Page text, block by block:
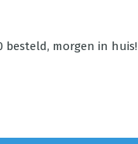
besteld, morgen in huis!